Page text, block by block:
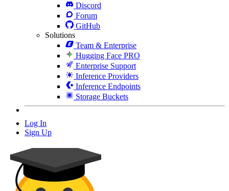
Discord
Forum
GitHub
Solutions
Team & Enterprise
Hugging Face PRO
Enterprise Support
Inference Providers
Inference Endpoints
Storage Buckets
Log In
Sign Up